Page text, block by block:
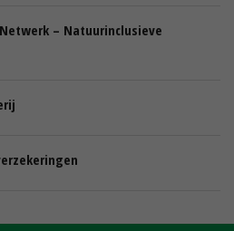
– Natuurinclusieve